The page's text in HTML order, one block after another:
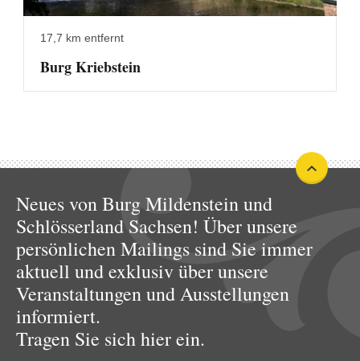
17,7 km entfernt
Burg Kriebstein
Neues von Burg Mildenstein und
Schlösserland Sachsen! Über unsere
persönlichen Mailings sind Sie immer
aktuell und exklusiv über unsere
Veranstaltungen und Ausstellungen
informiert.
Tragen Sie sich hier ein.